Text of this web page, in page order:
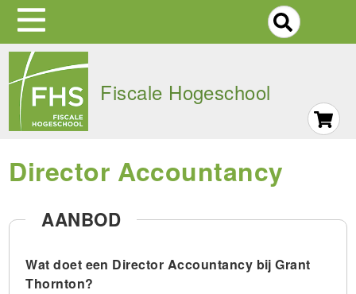
Skip
main
navigation
Fiscale Hogeschool
Director Accountancy
AANBOD
Wat doet een Director Accountancy bij Grant
Thornton?